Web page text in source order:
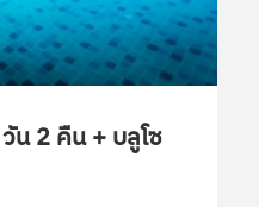
น 2 คืน + บลูโซ